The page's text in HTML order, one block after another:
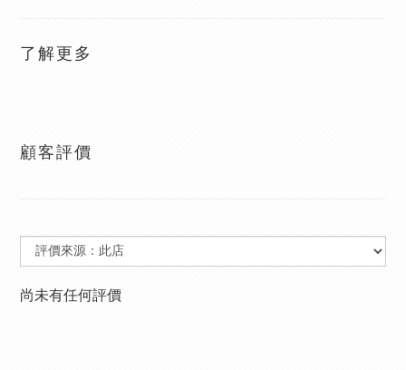
了解更多
顧客評價
尚未有任何評價